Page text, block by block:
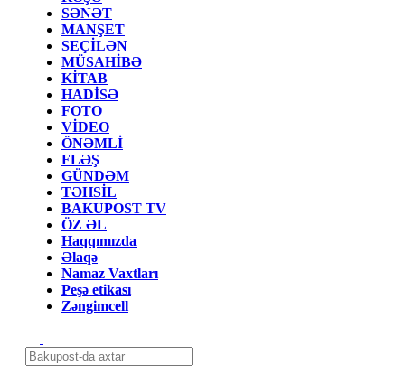
SƏNƏT
MANŞET
SEÇİLƏN
MÜSAHİBƏ
KİTAB
HADİSƏ
FOTO
VİDEO
ÖNƏMLİ
FLƏŞ
GÜNDƏM
TƏHSİL
BAKUPOST TV
ÖZ ƏL
Haqqımızda
Əlaqə
Namaz Vaxtları
Peşə etikası
Zəngimcell